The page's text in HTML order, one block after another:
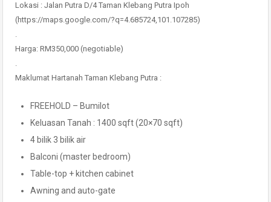
Lokasi : Jalan Putra D/4 Taman Klebang Putra Ipoh
(https://maps.google.com/?q=4.685724,101.107285)
.
Harga: RM350,000 (negotiable)
.
Maklumat Hartanah Taman Klebang Putra :
FREEHOLD – Bumilot
Keluasan Tanah : 1400 sqft (20×70 sqft)
4 bilik 3 bilik air
Balconi (master bedroom)
Table-top + kitchen cabinet
Awning and auto-gate